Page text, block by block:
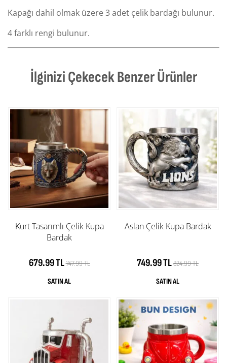
Kapağı dahil olmak üzere 3 adet çelik bardağı bulunur.
4 farklı rengi bulunur.
İlginizi Çekecek Benzer Ürünler
Kurt Tasarımlı Çelik Kupa
Bardak
679.99 TL747.99 TL
Aslan Çelik Kupa Bardak
749.99 TL824.99 TL